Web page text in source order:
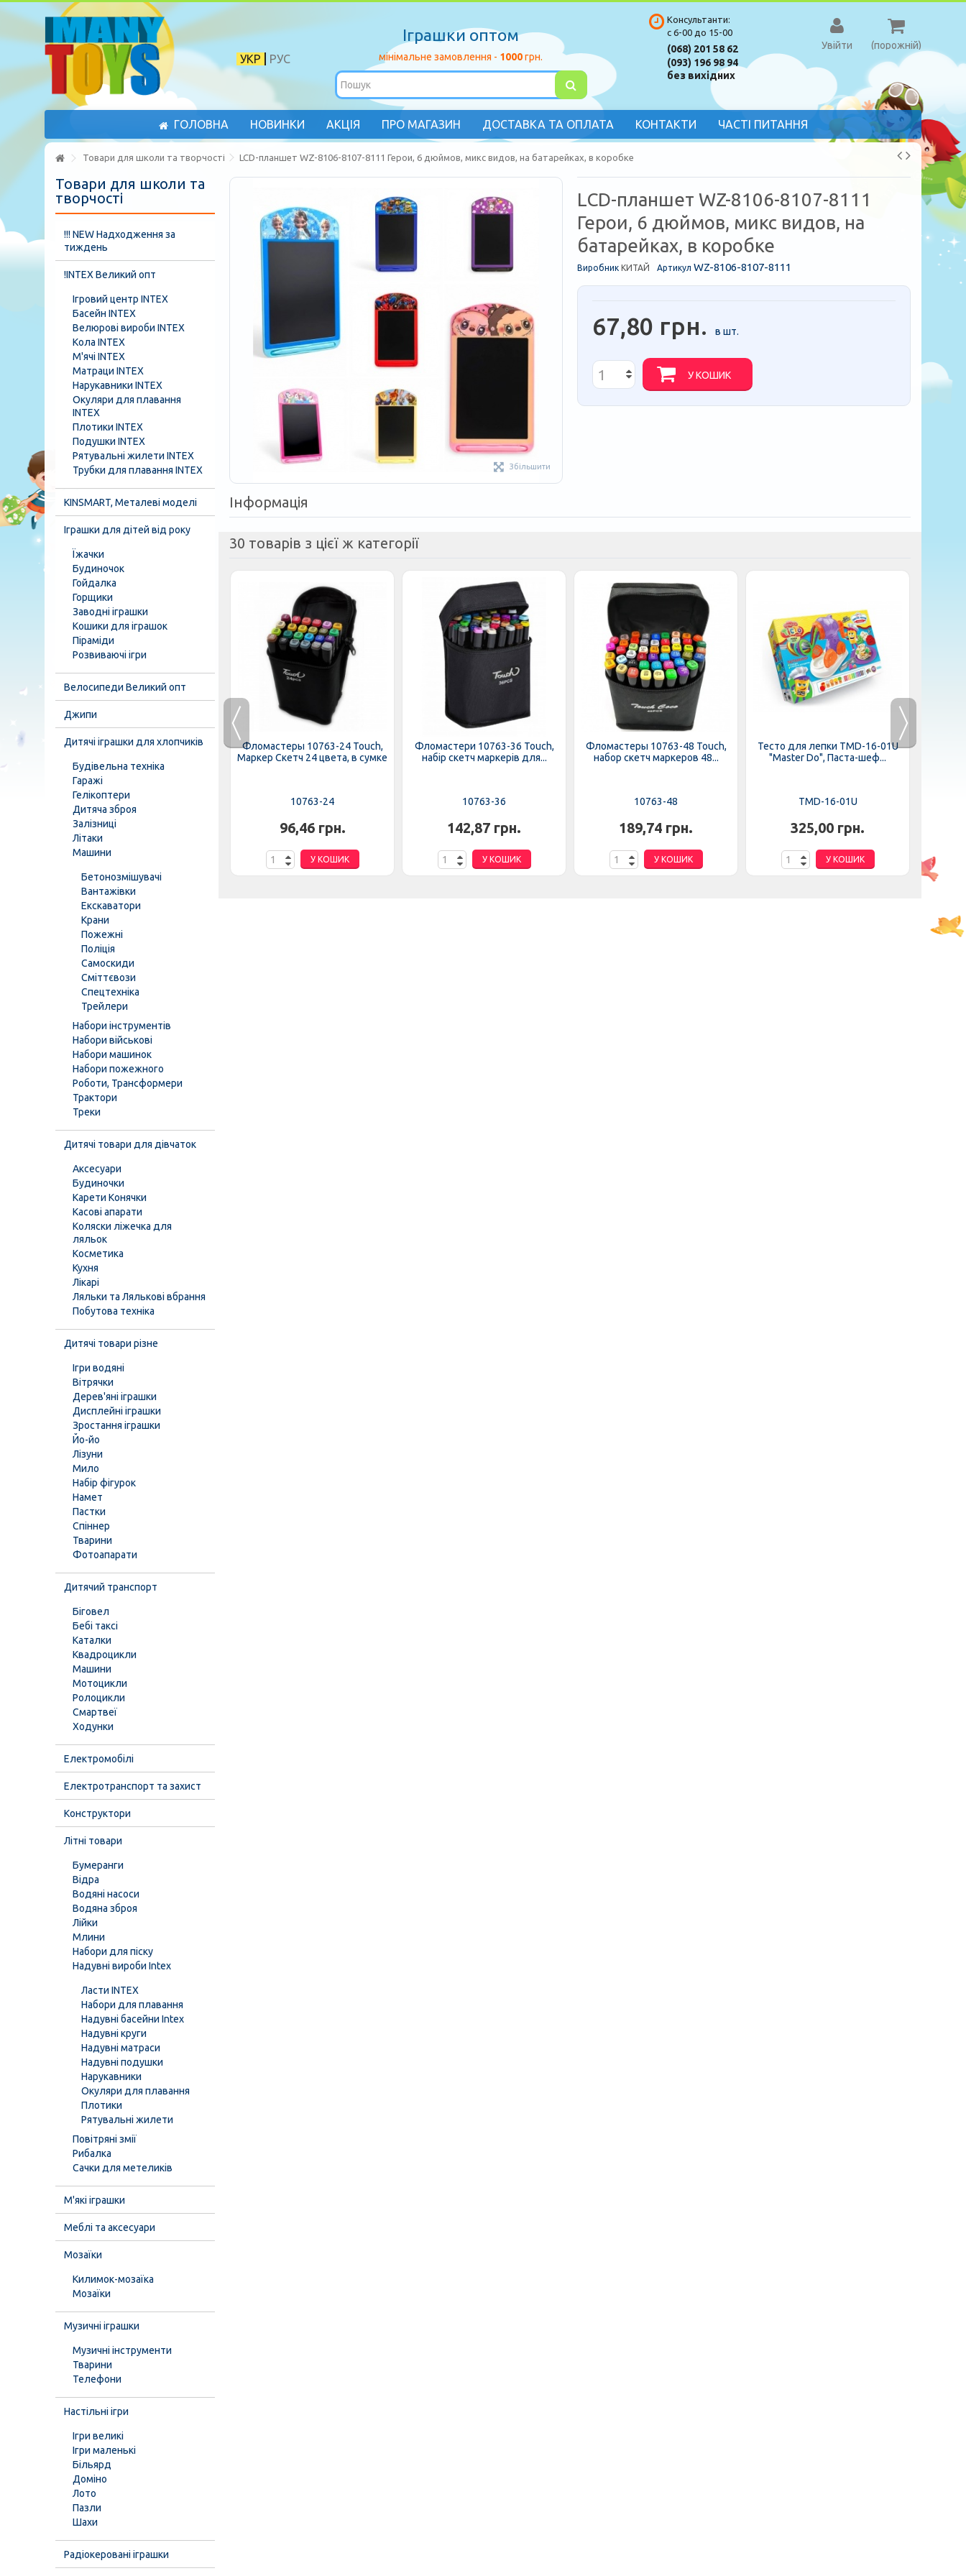
РУС
УКР
Іграшки оптом
мінімальне замовлення - 1000грн.
(порожній)
Увійти
Консультанти:
с 6-00 до 15-00
(068) 201 58 62
(093) 196 98 94
без вихідних
ГОЛОВНА НОВИНКИ АКЦІЯ ПРО МАГАЗИН ДОСТАВКА ТА ОПЛАТА КОНТАКТИ ЧАСТІ ПИТАННЯ
Товари для школи та творчості LCD-планшет WZ-8106-8107-8111 Герои, 6 дюймов, микс видов, на батарейках, в коробке
Збільшити
LCD-планшет WZ-8106-8107-8111
Герои, 6 дюймов, микс видов, на
батарейках, в коробке
Виробник КИТАЙ Артикул WZ-8106-8107-8111
67,80 грн. в шт.
У КОШИК
Інформація
30 товарів з цієї ж категорії
Набор Картина KpNe-01-01/10
KpNe-01-01/10
186,00 грн.
Фломастеры 10763-24 Touch,
Маркер Скетч 24 цвета, в сумке
10763-24
96,46 грн.
У КОШИК
Фломастери 10763-36 Touch,
набір скетч маркерів для...
10763-36
142,87 грн.
У КОШИК
Фломастеры 10763-48 Touch,
набор скетч маркеров 48...
10763-48
189,74 грн.
У КОШИК
Тесто для лепки TMD-16-01U
"Master Do", Паста-шеф...
TMD-16-01U
325,00 грн.
У КОШИК
Товари для школи та
творчості
!!! NEW Надходження за
тиждень
!INTEX Великий опт
Ігровий центр INTEX
Басейн INTEX
Велюрові вироби INTEX
Кола INTEX
М'ячі INTEX
Матраци INTEX
Нарукавники INTEX
Окуляри для плавання
INTEX
Плотики INTEX
Подушки INTEX
Рятувальні жилети INTEX
Трубки для плавання INTEX
KINSMART, Металеві моделі
Іграшки для дітей від року
Їжачки
Будиночок
Гойдалка
Горщики
Заводні іграшки
Кошики для іграшок
Піраміди
Розвиваючі ігри
Велосипеди Великий опт
Джипи
Дитячі іграшки для хлопчиків
Будівельна техніка
Гаражі
Гелікоптери
Дитяча зброя
Залізниці
Літаки
Машини
Бетонозмішувачі
Вантажівки
Екскаватори
Крани
Пожежні
Поліція
Самоскиди
Сміттєвози
Спецтехніка
Трейлери
Набори інструментів
Набори військові
Набори машинок
Набори пожежного
Роботи, Трансформери
Трактори
Треки
Дитячі товари для дівчаток
Аксесуари
Будиночки
Карети Конячки
Касові апарати
Коляски ліжечка для
ляльок
Косметика
Кухня
Лікарі
Ляльки та Лялькові вбрання
Побутова техніка
Дитячі товари різне
Ігри водяні
Вітрячки
Дерев'яні іграшки
Дисплейні іграшки
Зростання іграшки
Йо-йо
Лізуни
Мило
Набір фігурок
Намет
Пастки
Спіннер
Тварини
Фотоапарати
Дитячий транспорт
Біговел
Бебі таксі
Каталки
Квадроцикли
Машини
Мотоцикли
Ролоцикли
Смартвеї
Ходунки
Електромобілі
Електротранспорт та захист
Конструктори
Літні товари
Бумеранги
Відра
Водяні насоси
Водяна зброя
Лійки
Млини
Набори для піску
Надувні вироби Intex
Ласти INTEX
Набори для плавання
Надувні басейни Intex
Надувні круги
Надувні матраси
Надувні подушки
Нарукавники
Окуляри для плавання
Плотики
Рятувальні жилети
Повітряні змії
Рибалка
Сачки для метеликів
М'які іграшки
Меблі та аксесуари
Мозаїки
Килимок-мозаїка
Мозаїки
Музичні іграшки
Музичні інструменти
Тварини
Телефони
Настільні ігри
Ігри великі
Ігри маленькі
Більярд
Доміно
Лото
Пазли
Шахи
Радіокеровані іграшки